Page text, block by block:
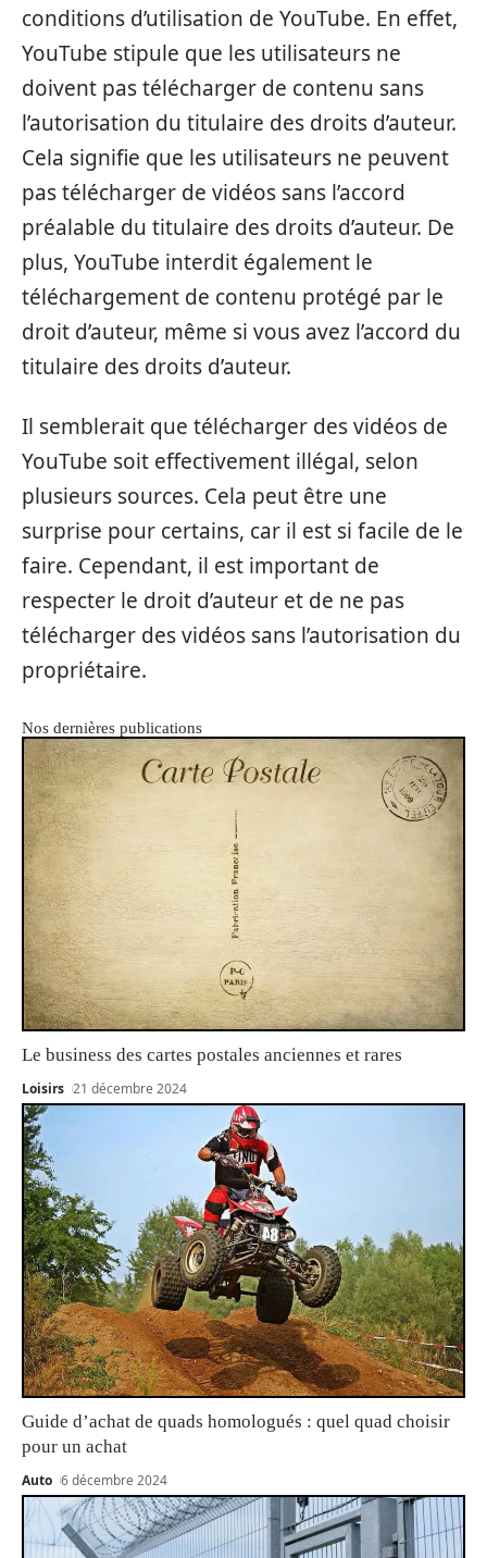
conditions d’utilisation de YouTube. En effet,
YouTube stipule que les utilisateurs ne
doivent pas télécharger de contenu sans
l’autorisation du titulaire des droits d’auteur.
Cela signifie que les utilisateurs ne peuvent
pas télécharger de vidéos sans l’accord
préalable du titulaire des droits d’auteur. De
plus, YouTube interdit également le
téléchargement de contenu protégé par le
droit d’auteur, même si vous avez l’accord du
titulaire des droits d’auteur.
Il semblerait que télécharger des vidéos de
YouTube soit effectivement illégal, selon
plusieurs sources. Cela peut être une
surprise pour certains, car il est si facile de le
faire. Cependant, il est important de
respecter le droit d’auteur et de ne pas
télécharger des vidéos sans l’autorisation du
propriétaire.
Nos dernières publications
Le business des cartes postales anciennes et rares
Loisirs 21 décembre 2024
Guide d’achat de quads homologués : quel quad choisir
pour un achat
Auto 6 décembre 2024